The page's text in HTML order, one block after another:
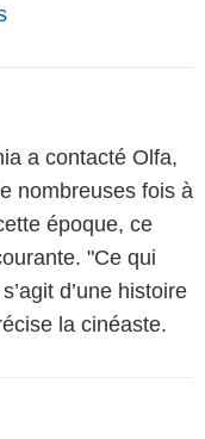
a contacté Olfa,
nombreuses fois à
époque, ce
"Ce qui
d’une histoire
la cinéaste.